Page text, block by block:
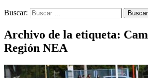
Buscar:
Archivo de la etiqueta:
Región NEA